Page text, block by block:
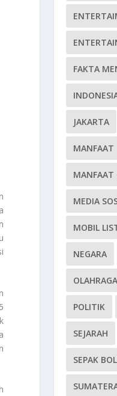
FAKTA
JAKARTA
MANFAAT
MANFAAT
MEDIA
MOBIL
NEGARA
OLAHRAGA
POLITIK
SEJARAH
SEPAK